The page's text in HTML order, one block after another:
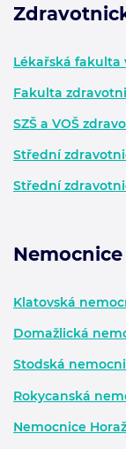
Lékařská fakulta
Fakulta
SZŠ a VOŠ
Střední
Střední
Nemocnice
Klatovská
Domažlická
Stodská
Rokycanská
Nemocnice